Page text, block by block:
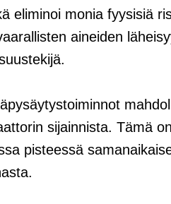
eliminoi monia fyysisiä
aineiden
sijainnista. Tämä
pisteessä